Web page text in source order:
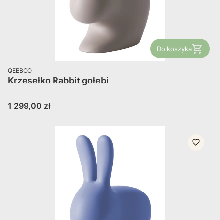
Do koszyka
PRODUCENT
QEEBOO
Krzesełko Rabbit gołebi
Cena
1 299,00 zł